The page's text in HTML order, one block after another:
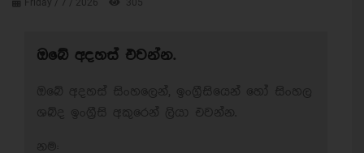
Friday / 7 / 2026 305
ඔබේ අදහස් එවන්න.